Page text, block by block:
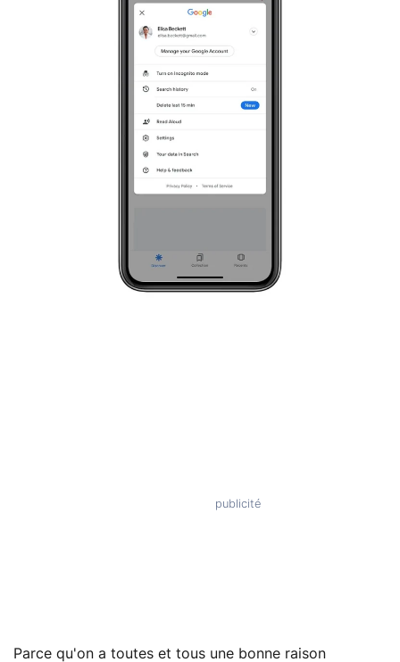
Parce qu'on a toutes et tous une bonne raison